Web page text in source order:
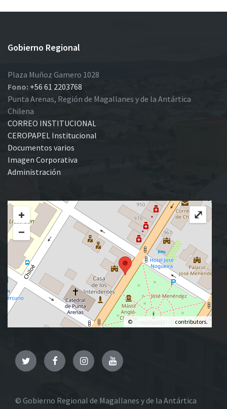
Gobierno Regional
Plaza Muñoz Gamero 1028
Fono: +56 61 2203768
Punta Arenas, Región de Magallanes y de la Antártica
Chilena
CORREO INSTITUCIONAL
CEROPAPEL Institucional
Documentos varios
Imagen Corporativa
Administración
+
−
© OpenStreetMap contributors.
⤢
TwitterFacebookInstagramYouTube
© Gobierno Regional de Magallanes y de la Antártica